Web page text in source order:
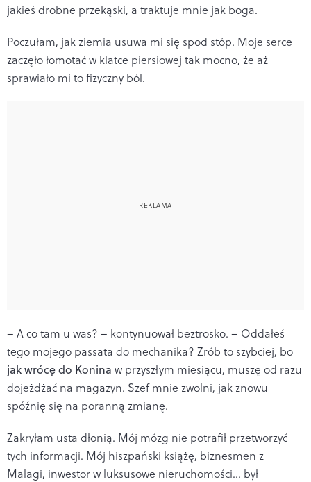
jakieś drobne przekąski, a traktuje mnie jak boga.
Poczułam, jak ziemia usuwa mi się spod stóp. Moje serce
zaczęło łomotać w klatce piersiowej tak mocno, że aż
sprawiało mi to fizyczny ból.
– A co tam u was? – kontynuował beztrosko. – Oddałeś
tego mojego passata do mechanika? Zrób to szybciej, bo
jak wrócę do Konina w przyszłym miesiącu, muszę od razu
dojeżdżać na magazyn. Szef mnie zwolni, jak znowu
spóźnię się na poranną zmianę.
Zakryłam usta dłonią. Mój mózg nie potrafił przetworzyć
tych informacji. Mój hiszpański książę, biznesmen z
Malagi, inwestor w luksusowe nieruchomości... był